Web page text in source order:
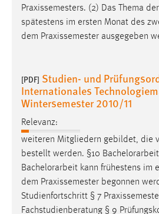
Praxissemesters. (2) Das Thema der
spätestens im ersten Monat des
dem Praxissemester ausgegeben
[PDF] Studien- und
Internationales
Wintersemester 2010/11
Relevanz:
weiteren Mitgliedern gebildet, die
bestellt werden. §10 Bachelorarbeit
Bachelorarbeit kann frühestens im
dem Praxissemester begonnen
Studienfortschritt § 7
Fachstudienberatung § 9